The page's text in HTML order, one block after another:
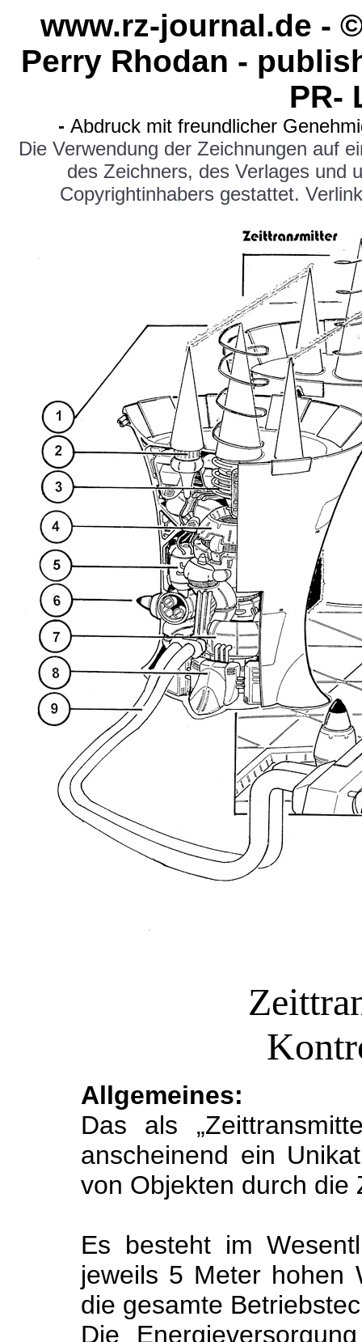
www.rz-journal.de -
Perry Rhodan -
PR-
- Abdruck mit freundlicher
Die Verwendung der Zeichnungen auf
des Zeichners, des Verlages und
Copyrightinhabers gestattet.
Allgemeines:
Das als
anscheinend ein
von Objekten durch die
Es besteht im
jeweils 5 Meter hohen
die gesamte
Die